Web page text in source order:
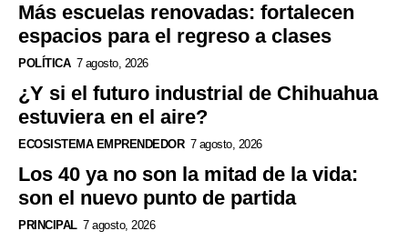
Más escuelas renovadas: fortalecen
espacios para el regreso a clases
POLÍTICA 7 agosto, 2026
¿Y si el futuro industrial de Chihuahua
estuviera en el aire?
ECOSISTEMA EMPRENDEDOR 7 agosto, 2026
Los 40 ya no son la mitad de la vida:
son el nuevo punto de partida
PRINCIPAL 7 agosto, 2026